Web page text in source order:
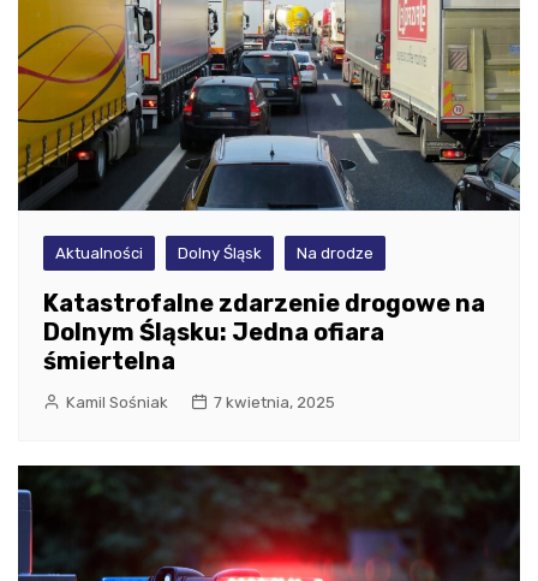
Aktualności Dolny Śląsk Na drodze
Katastrofalne zdarzenie drogowe na
Dolnym Śląsku: Jedna ofiara
śmiertelna
Kamil Sośniak 7 kwietnia, 2025